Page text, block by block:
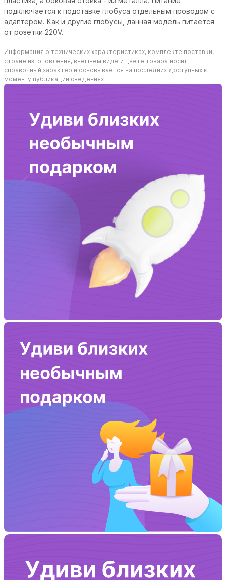
подключается к подставке глобуса отдельным проводом с
адаптером. Как и другие глобусы, данная модель питается
от розетки 220V.
Информация о технических характеристиках, комплекте поставки,
стране изготовления, внешнем виде и цвете товара носит
справочный характер и основывается на последних доступных к
моменту публикации сведениях